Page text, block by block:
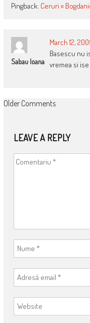
Pingback: Ceruri «
Sabau Ioana
March 12,
Basescu nu
vremea si
COMMENT
Older Comments
LEAVE A REPLY